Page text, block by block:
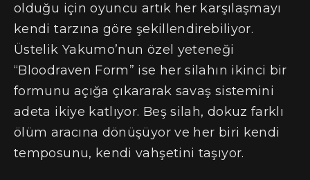
olduğu için oyuncu artık her karşılaşmayı
kendi tarzına göre şekillendirebiliyor.
Üstelik Yakumo’nun özel yeteneği
“Bloodraven Form” ise her silahın ikinci bir
formunu açığa çıkararak savaş sistemini
adeta ikiye katlıyor. Beş silah, dokuz farklı
ölüm aracına dönüşüyor ve her biri kendi
temposunu, kendi vahşetini taşıyor.